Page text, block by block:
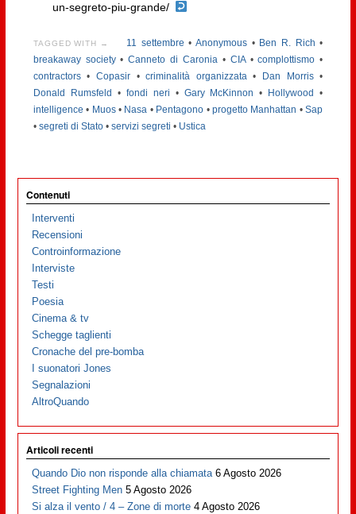
un-segreto-piu-grande/
TAGGED WITH → 11 settembre • Anonymous• Ben R. Rich •
breakaway society•Canneto di Caronia • CIA•complottismo •
contractors• Copasir•criminalità organizzata • Dan Morris•
Donald Rumsfeld • fondi neri • Gary McKinnon • Hollywood •
intelligence • Muos• Nasa • Pentagono •progetto Manhattan •Sap
• segreti di Stato• servizi segreti • Ustica
Contenuti
Interventi
Recensioni
Controinformazione
Interviste
Testi
Poesia
Cinema & tv
Schegge taglienti
Cronache del pre-bomba
I suonatori Jones
Segnalazioni
AltroQuando
Articoli recenti
Quando Dio non risponde alla chiamata 6 Agosto 2026
Street Fighting Men 5 Agosto 2026
Si alza il vento / 4 – Zone di morte 4 Agosto 2026